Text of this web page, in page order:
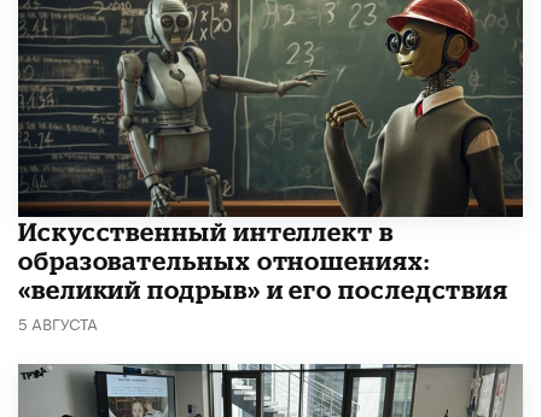
​Искусственный интеллект в
образовательных отношениях:
«великий подрыв» и его последствия
5 АВГУСТА